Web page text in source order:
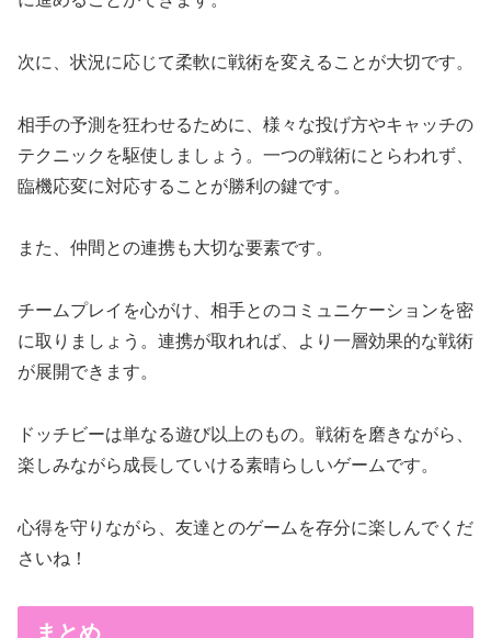
次に、状況に応じて柔軟に戦術を変えることが大切です。
相手の予測を狂わせるために、様々な投げ方やキャッチの
テクニックを駆使しましょう。一つの戦術にとらわれず、
臨機応変に対応することが勝利の鍵です。
また、仲間との連携も大切な要素です。
チームプレイを心がけ、相手とのコミュニケーションを密
に取りましょう。連携が取れれば、より一層効果的な戦術
が展開できます。
ドッチビーは単なる遊び以上のもの。戦術を磨きながら、
楽しみながら成長していける素晴らしいゲームです。
心得を守りながら、友達とのゲームを存分に楽しんでくだ
さいね！
まとめ